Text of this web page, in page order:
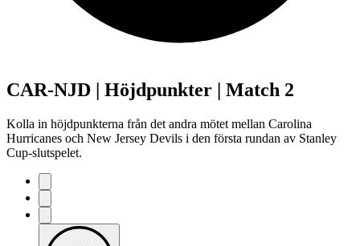
CAR-NJD | Höjdpunkter | Match 2
Kolla in höjdpunkterna från det andra mötet mellan Carolina
Hurricanes och New Jersey Devils i den första rundan av Stanley
Cup-slutspelet.